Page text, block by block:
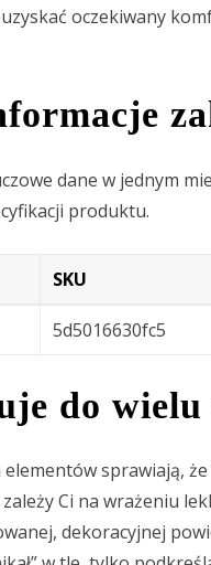
oczekiwany
dane w jednym
produktu.
SKU
5d5016630fc5
do
sprawiają, że
Ci na wrażeniu
dekoracyjnej